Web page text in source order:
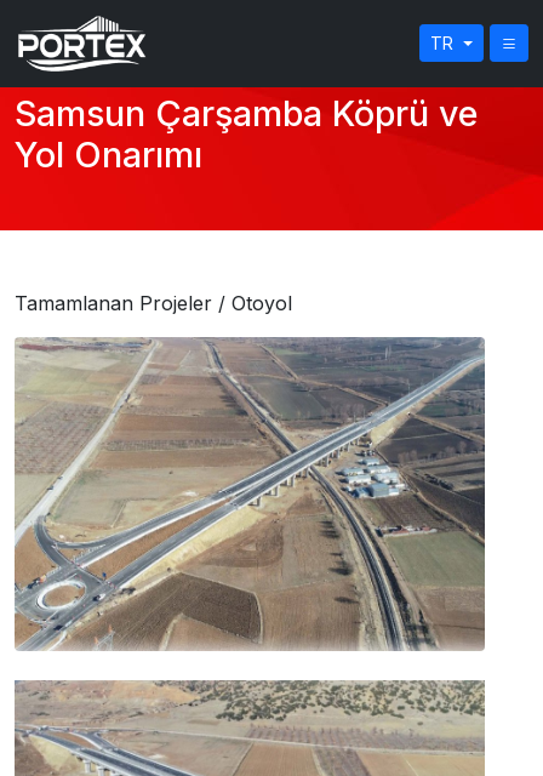
TR
Samsun Çarşamba Köprü ve
Yol Onarımı
Tamamlanan Projeler / Otoyol